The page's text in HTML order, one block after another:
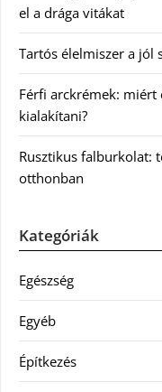
el a drága vitákat
Tartós élelmiszer a jól
Férfi arckrémek:
kialakítani?
Rusztikus falburkolat:
otthonban
Kategóriák
Egészség
Egyéb
Építkezés